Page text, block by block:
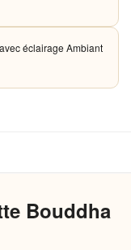
éclairage Ambiant
Bouddha